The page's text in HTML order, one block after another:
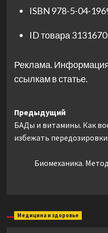
ISBN 978-5-04-
ID товара 3131670
Реклама.
ссылкам в статье.
Навигация
записи
Предыдущий
БАДы и витамины. Как
избежать передозировки
Биомеханика.
Медицина и здоровье